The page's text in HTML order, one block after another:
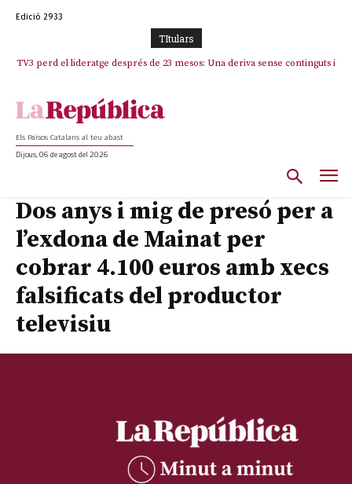
Edició 2933
TItulars
TV3 perd el lideratge després de 23 mesos: Una deriva sense continguts i
Els Països Catalans al teu abast
Dijous, 06 de agost del 2026
Dos anys i mig de presó per a
l’exdona de Mainat per
cobrar 4.100 euros amb xecs
falsificats del productor
televisiu